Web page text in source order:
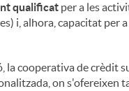
qualificat per a les
i, alhora, capacitat per
cooperativa de crèdit
on s'ofereixen